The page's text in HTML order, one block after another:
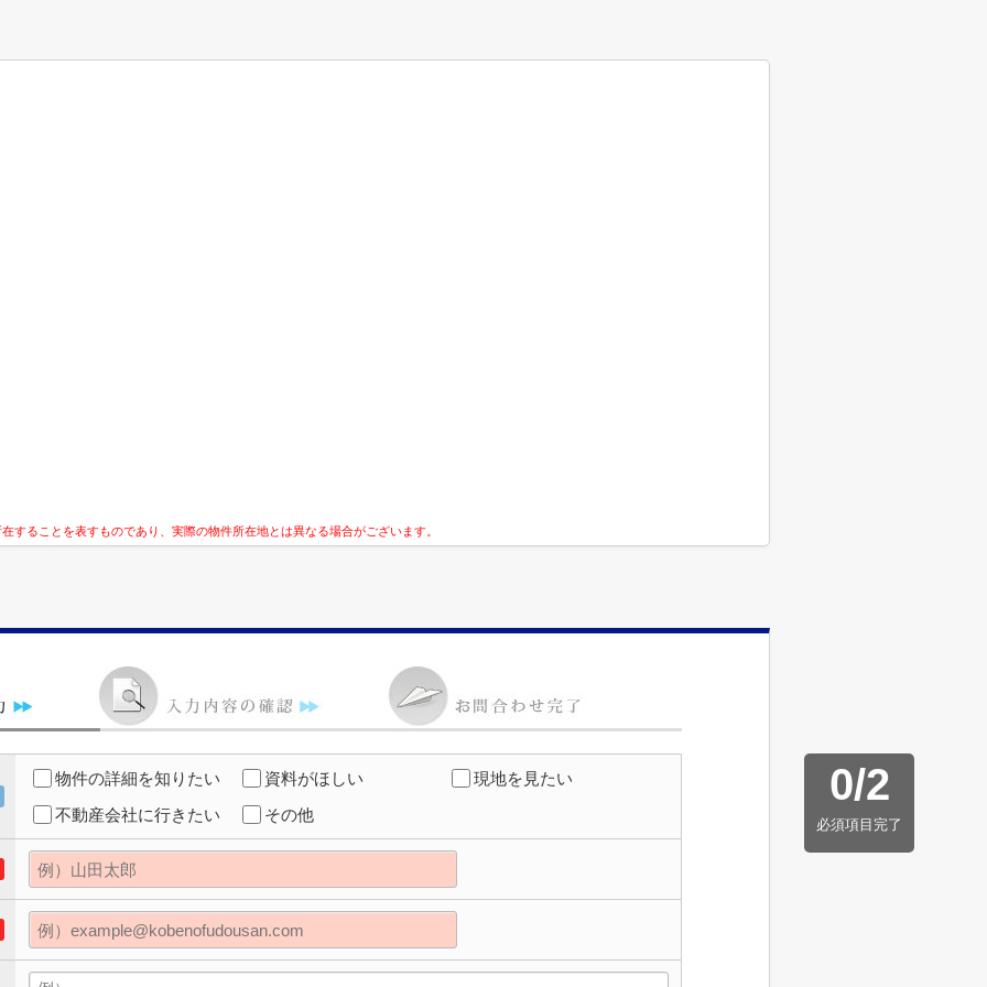
することを表すものであり、実際の物件所在地とは異なる場合がございます。
0/2
必須項目完了
物件の詳細を知りたい 資料がほしい
現地を見たい
不動産会社に行きたい
その他